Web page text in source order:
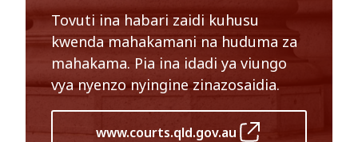
Tovuti ina habari zaidi kuhusu
kwenda mahakamani na huduma za
mahakama. Pia ina idadi ya viungo
vya nyenzo nyingine zinazosaidia.
www.courts.qld.gov.au